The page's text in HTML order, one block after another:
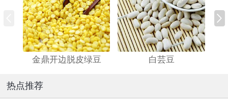
金鼎开边脱皮绿豆 白芸豆
热点推荐